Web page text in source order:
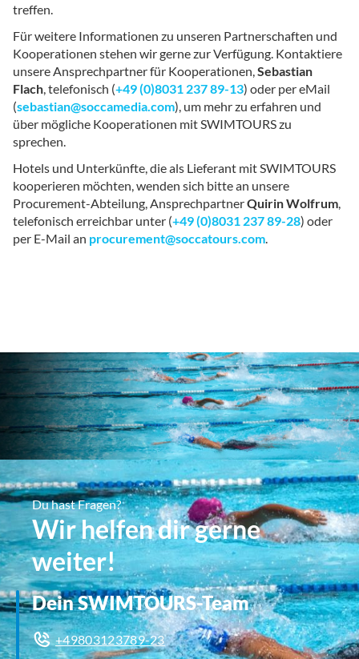
treffen.
Für weitere Informationen zu unseren Partnerschaften und
Kooperationen stehen wir gerne zur Verfügung. Kontaktiere
unsere Ansprechpartner für Kooperationen, Sebastian
Flach , telefonisch (+49 (0)8031 237 89-13) oder per eMail
(sebastian@soccamedia.com), um mehr zu erfahren und
über mögliche Kooperationen mit SWIMTOURS zu
sprechen.
Hotels und Unterkünfte, die als Lieferant mit SWIMTOURS
kooperieren möchten, wenden sich bitte an unsere
Procurement-Abteilung, AnsprechpartnerQuirin Wolfrum
telefonisch erreichbar unter (+49 (0)8031 237 89-28) oder
per E-Mail an procurement@soccatours.com
Du hast Fragen?
Wir helfen dir gerne
weiter!
Dein SWIMTOURS-Team
+49803123789-23